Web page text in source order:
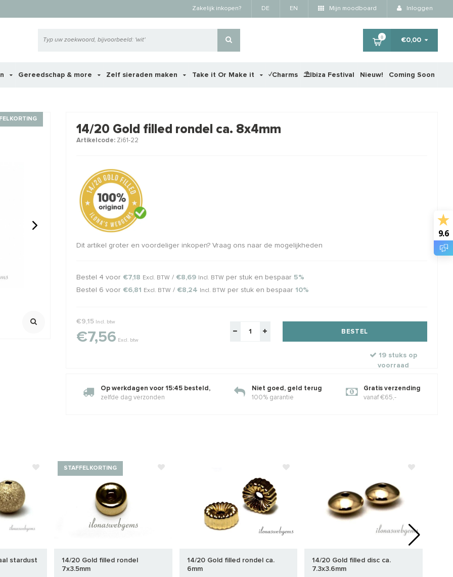
Zakelijk inkopen? DE EN Mijn moodboard Inloggen
0 €0,00
Gereedschap & more Zelf sieraden maken Take it Or Make it ✓Charms ⛱️Ibiza Festival Nieuw! Coming Soon
interessant voor je?
1 stuk 14/20 Gold filled
€0,98 Incl. btw €0,81 Excl. btw
14/20 Gold filled oogje
22Gauge
Klik voor staffelkorting
€1,05 Incl. btw €0,87 Excl. btw
Sterling zilveren spacer/kraal
14
14/20 Gold filled rondel ca. 8x4mm
Artikelcode:Zi61-22
Dit artikel groter en voordeliger inkopen? Vraag ons naar de mogelijkheden
Bestel 4 voor €7,18 Excl. BTW / €8,69 Incl. BTW per stuk en bespaar 5%
Bestel 6 voor €6,81 Excl. BTW / €8,24 Incl. BTW per stuk en bespaar 10%
€9,15 Incl. btw
€7,56 Excl. btw
BESTEL
19 stuks op
voorraad
Op werkdagen voor 15:45 besteld,
zelfde dag verzonden
Niet goed, geld terug
100% garantie
Gratis verzending
vanaf €65,-
stardust
STAFFELKORTING
14/20 Gold filled rondel
7x3.5mm
14/20 Gold filled rondel ca.
6mm
14/20 Gold filled disc ca.
7.3x3.6mm
9.6